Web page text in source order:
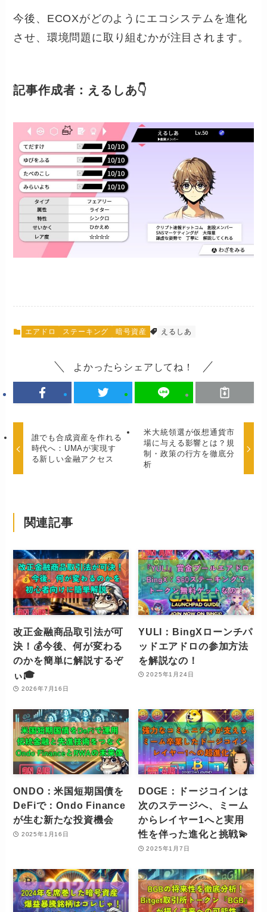
今後、ECOXがどのようにエコシステムを進化
させ、環境問題に取り組むかが注目されます。
記事作成者：えるしあ👇
エアドロ ステーキング 暗号資産 えるしあ
よかったらシェアしてね！
誰でも合成資産を作れる
時代へ：UMAが実現す
る新しい金融アクセス
米大統領選が仮想通貨市
場に与える影響とは？規
制・政策の行方を徹底分
析
関連記事
改正金融商品取引法が可
決！💰今後、何が変わる
のかを簡単に解説するぞ
ぃ🎓
2026年7月16日
YULI：BingXローンチパ
ッドエアドロの参加方法
を解説なの！
2025年1月24日
ONDO：米国短期国債を
DeFiで：Ondo Finance
が生む新たな投資機会
2025年1月16日
DOGE：ドージコインは
次のステージへ、ミーム
からレイヤー1へと実用
性を伴った進化と挑戦💫
2025年1月7日